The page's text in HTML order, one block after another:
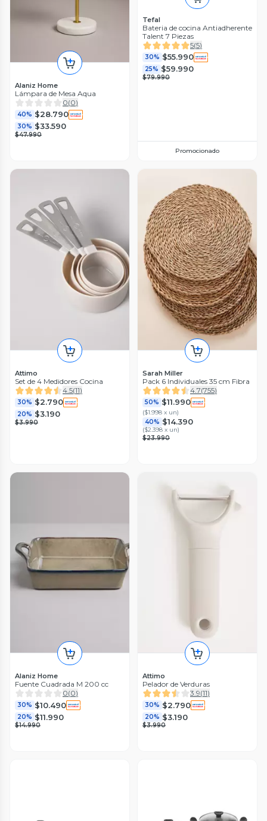
Alaniz Home
Lámpara de Mesa Aqua
0(0)
40% $28.790
30% $33.590
$47.990
Tefal
Bateria de cocina Antiadherente
Talent 7 Piezas
5(5)
30% $55.990
25% $59.990
$79.990
Promocionado
Attimo
Set de 4 Medidores Cocina
4.5(11)
30% $2.790
20% $3.190
$3.990
Sarah Miller
Pack 6 Individuales 35 cm Fibra
4.7(755)
50% $11.990
($1.998 x un)
40% $14.390
($2.398 x un)
$23.990
Alaniz Home
Fuente Cuadrada M 200 cc
0(0)
30% $10.490
20% $11.990
$14.990
Attimo
Pelador de Verduras
3.9(11)
30% $2.790
20% $3.190
$3.990